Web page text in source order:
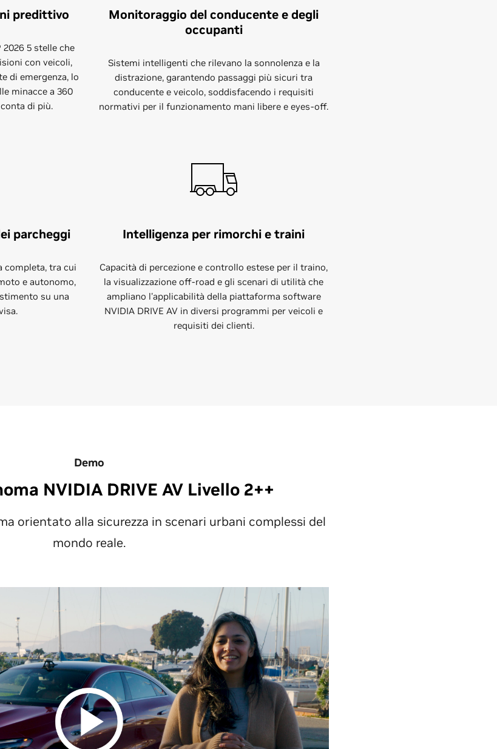
predittivo
5 stelle che
con veicoli,
di emergenza, lo
minacce a 360
di più.
Monitoraggio del conducente e degli
occupanti
Sistemi intelligenti che rilevano la sonnolenza e la
distrazione, garantendo passaggi più sicuri tra
conducente e veicolo, soddisfacendo i requisiti
normativi per il funzionamento mani libere e eyes-off.
parcheggi
completa, tra cui
e autonomo,
su una
Intelligenza per rimorchi e traini
Capacità di percezione e controllo estese per il traino,
la visualizzazione off-road e gli scenari di utilità che
ampliano l'applicabilità della piattaforma software
NVIDIA DRIVE AV in diversi programmi per veicoli e
requisiti dei clienti.
Demo
NVIDIA DRIVE AV Livello 2++
orientato alla sicurezza in scenari urbani complessi del
mondo reale.